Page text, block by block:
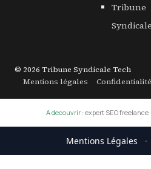
Tribune
Syndicale
© 2026 Tribune Syndicale Tech
Mentions légales
Confidentialité
A decouvrir : expert SEO freelance·
Mentions Légales ·